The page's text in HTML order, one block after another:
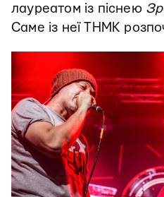
лауреатом із піснею
Саме із неї ТНМК